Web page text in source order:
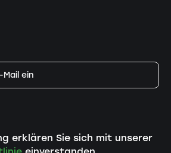
erklären Sie sich mit unserer